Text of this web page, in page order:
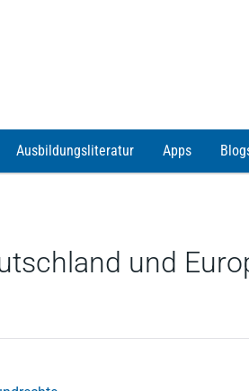
Ausbildungsliteratur Apps
und